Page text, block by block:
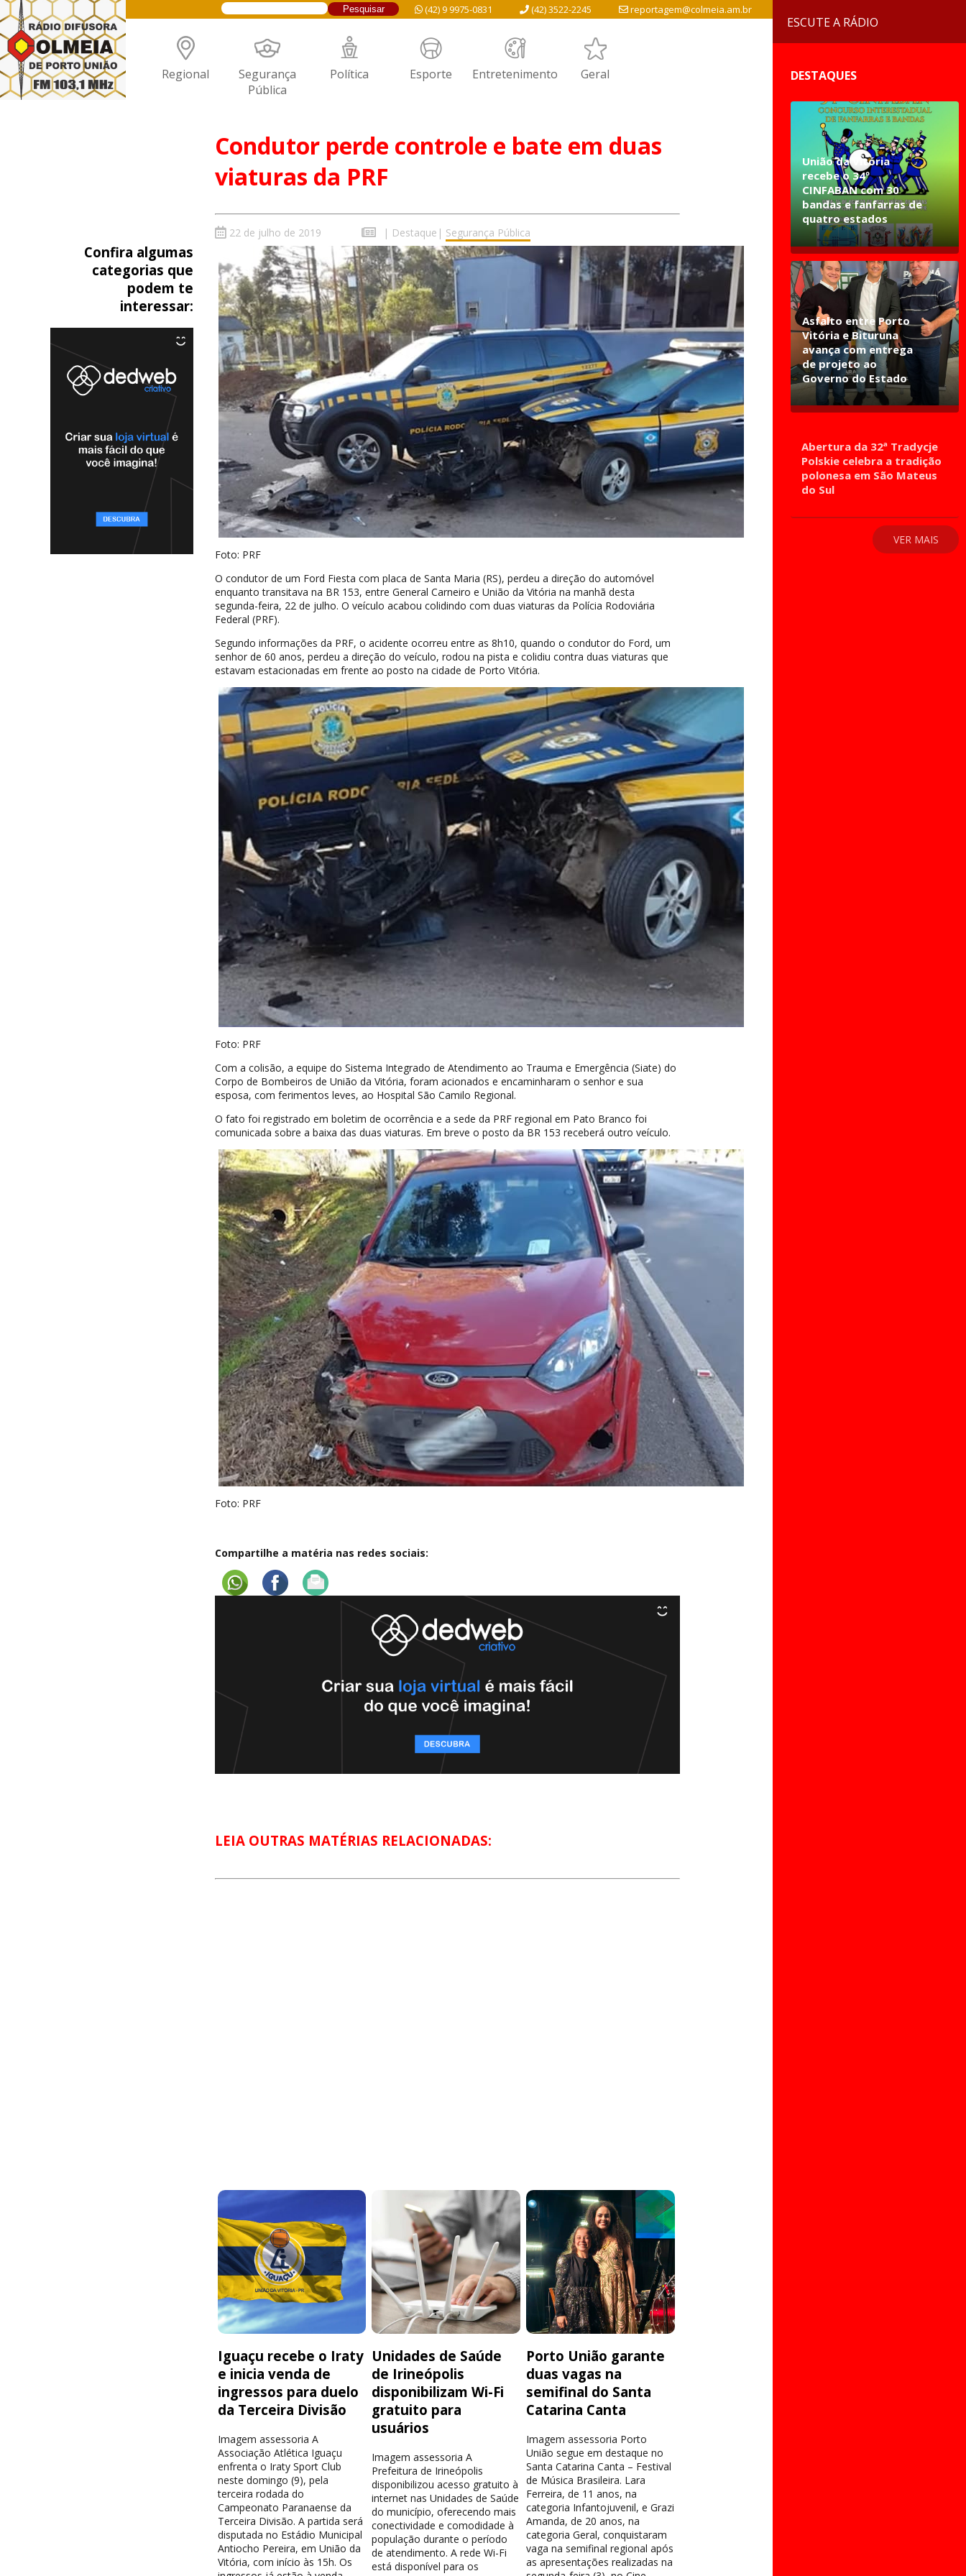
reportagem@colmeia.am.br
(42) 3522-2245
(42) 9 9975-0831
Regional Segurança
Pública
Política Esporte Entretenimento Geral
Condutor perde controle e bate em duas
viaturas da PRF
Confira algumas
categorias que
podem te
interessar:
22 de julho de 2019 | Destaque | Segurança Pública
Foto: PRF
O condutor de um Ford Fiesta com placa de Santa Maria (RS), perdeu a direção do automóvel
enquanto transitava na BR 153, entre General Carneiro e União da Vitória na manhã desta
segunda-feira, 22 de julho. O veículo acabou colidindo com duas viaturas da Polícia Rodoviária
Federal (PRF).
Segundo informações da PRF, o acidente ocorreu entre as 8h10, quando o condutor do Ford, um
senhor de 60 anos, perdeu a direção do veículo, rodou na pista e colidiu contra duas viaturas que
estavam estacionadas em frente ao posto na cidade de Porto Vitória.
Foto: PRF
Com a colisão, a equipe do Sistema Integrado de Atendimento ao Trauma e Emergência (Siate) do
Corpo de Bombeiros de União da Vitória, foram acionados e encaminharam o senhor e sua
esposa, com ferimentos leves, ao Hospital São Camilo Regional.
O fato foi registrado em boletim de ocorrência e a sede da PRF regional em Pato Branco foi
comunicada sobre a baixa das duas viaturas. Em breve o posto da BR 153 receberá outro veículo.
Foto: PRF
Compartilhe a matéria nas redes sociais:
LEIA OUTRAS MATÉRIAS RELACIONADAS:
Iguaçu recebe o Iraty
e inicia venda de
ingressos para duelo
da Terceira Divisão
Imagem assessoria A
Associação Atlética Iguaçu
enfrenta o Iraty Sport Club
neste domingo (9), pela
terceira rodada do
Campeonato Paranaense da
Terceira Divisão. A partida será
disputada no Estádio Municipal
Antiocho Pereira, em União da
Vitória, com início às 15h. Os
Unidades de Saúde
de Irineópolis
disponibilizam Wi-Fi
gratuito para
usuários
Imagem assessoria A
Prefeitura de Irineópolis
disponibilizou acesso gratuito à
internet nas Unidades de Saúde
do município, oferecendo mais
conectividade e comodidade à
população durante o período
de atendimento. A rede Wi-Fi
está disponível para os
Porto União garante
duas vagas na
semifinal do Santa
Catarina Canta
Imagem assessoria Porto
União segue em destaque no
Santa Catarina Canta – Festival
de Música Brasileira. Lara
Ferreira, de 11 anos, na
categoria Infantojuvenil, e Grazi
Amanda, de 20 anos, na
categoria Geral, conquistaram
vaga na semifinal regional após
as apresentações realizadas na
ESCUTE A RÁDIO
DESTAQUES
União da Vitória
recebe o 34º
CINFABAN com 30
bandas e fanfarras de
quatro estados
Asfalto entre Porto
Vitória e Bituruna
avança com entrega
de projeto ao
Governo do Estado
Abertura da 32ª Tradycje
Polskie celebra a tradição
polonesa em São Mateus
do Sul
VER MAIS